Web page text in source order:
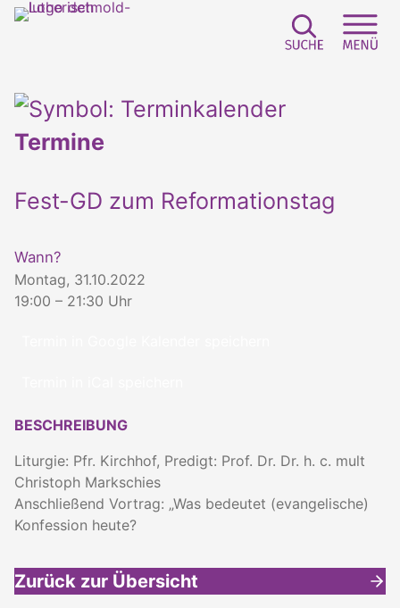
Termine
Fest-GD zum Reformationstag
Wann?
Montag, 31.10.2022
19:00 – 21:30 Uhr
BESCHREIBUNG
Liturgie: Pfr. Kirchhof, Predigt: Prof. Dr. Dr. h. c. mult
Christoph Markschies
Anschließend Vortrag: „Was bedeutet (evangelische)
Konfession heute?
Zurück zur Übersicht